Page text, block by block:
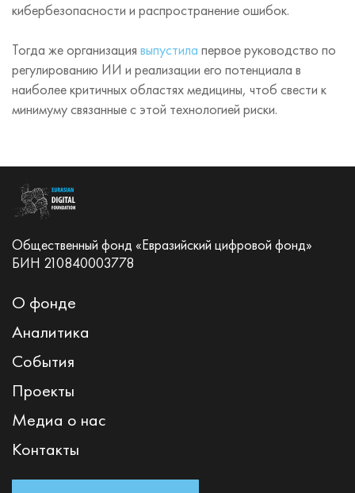
кибербезопасности и распространение ошибок.
Тогда же организация выпустила первое руководство по
регулированию ИИ и реализации его потенциала в
наиболее критичных областях медицины, чтоб свести к
минимуму связанные с этой технологией риски.
Общественный фонд «Евразийский цифровой фонд»
БИН 210840003778
О фонде
Аналитика
События
Проекты
Медиа о нас
Контакты